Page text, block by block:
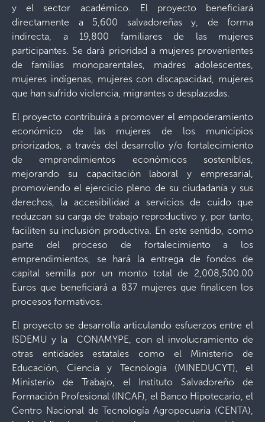
y el sector académico. El proyecto beneficiará
directamente a 5,600 salvadoreñas y, de forma
indirecta, a 19,800 familiares de las mujeres
participantes. Se dará prioridad a mujeres provenientes
de familias monoparentales, madres adolescentes,
mujeres indígenas, mujeres con discapacidad, mujeres
que han sufrido violencia, migrantes o desplazadas.
El proyecto contribuirá a promover el empoderamiento
económico de las mujeres de los municipios
priorizados, a través del desarrollo y/o fortalecimiento
de emprendimientos económicos sostenibles,
mejorando su capacitación laboral y empresarial,
promoviendo el ejercicio pleno de su ciudadanía y sus
derechos, la accesibilidad a servicios de cuido que
reduzcan su carga de trabajo reproductivo y, por tanto,
faciliten su inclusión productiva. En este sentido, como
parte del proceso de fortalecimiento a los
emprendimientos, se hará la entrega de fondos de
capital semilla por un monto total de 2,008,500.00
Euros que beneficiará a 837 mujeres que finalicen los
procesos formativos.
El proyecto se desarrolla articulando esfuerzos entre el
ISDEMU y la CONAMYPE, con el involucramiento de
otras entidades estatales como el Ministerio de
Educación, Ciencia y Tecnología (MINEDUCYT), el
Ministerio de Trabajo, el Instituto Salvadoreño de
Formación Profesional (INCAF), el Banco Hipotecario, el
Centro Nacional de Tecnología Agropecuaria (CENTA),